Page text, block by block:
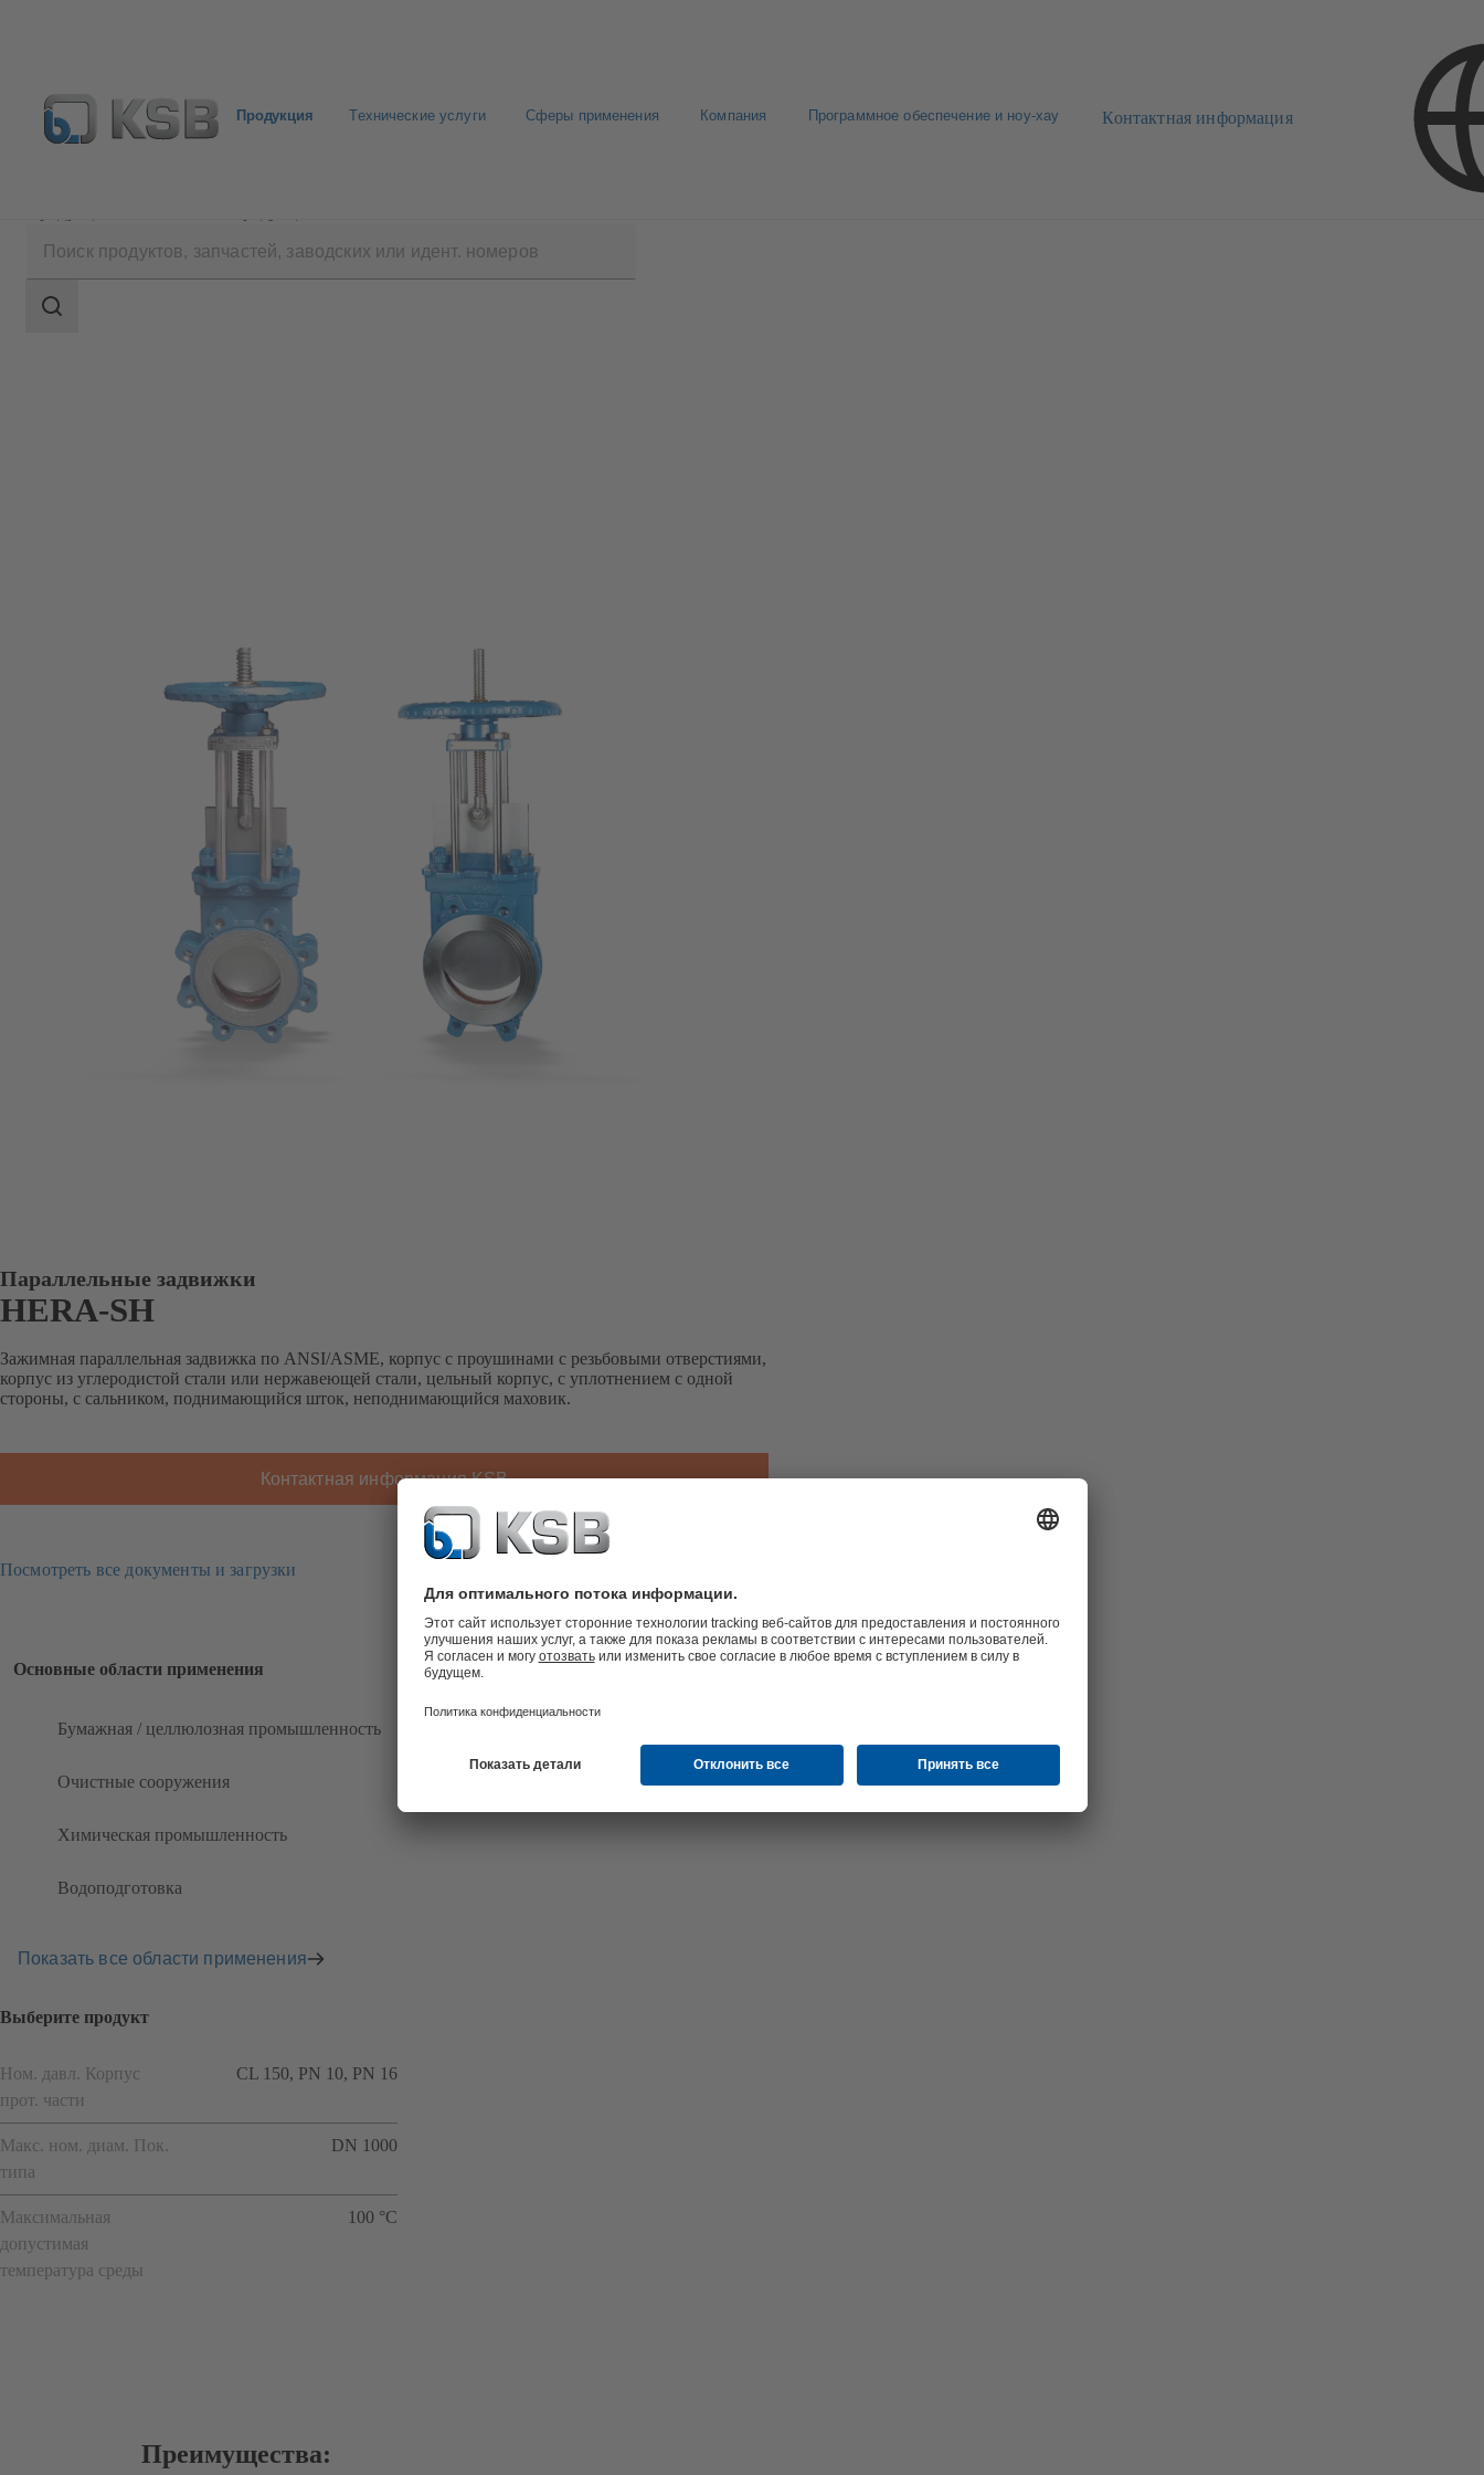
Продукция Технические услуги Сферы применения Компания Программное обеспечение и ноу-хау Контактная информация
поиска
Область
Параллельные задвижки
HERA-SH
Зажимная параллельная задвижка по ANSI/ASME, корпус с проушинами с резьбовыми отверстиями,
корпус из углеродистой стали или нержавеющей стали, цельный корпус, с уплотнением с одной
стороны, с сальником, поднимающийся шток, неподнимающийся маховик.
Контактная информация KSB
Посмотреть все документы и загрузки
Основные области применения
Бумажная / целлюлозная промышленность
Очистные сооружения
Химическая промышленность
Водоподготовка
Показать все области применения
Выберите продукт
Ном. давл. Корпус
прот. части
CL 150, PN 10, PN 16
Макс. ном. диам. Пок.
типа
DN 1000
Максимальная
допустимая
температура среды
100 °C
Преимущества: